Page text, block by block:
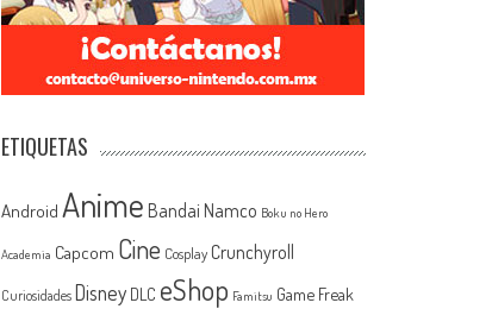
ETIQUETAS
Android Anime Bandai Namco Boku no Hero
Academia Capcom Cine Cosplay Crunchyroll
Curiosidades Disney DLC eShop Famitsu Game Freak